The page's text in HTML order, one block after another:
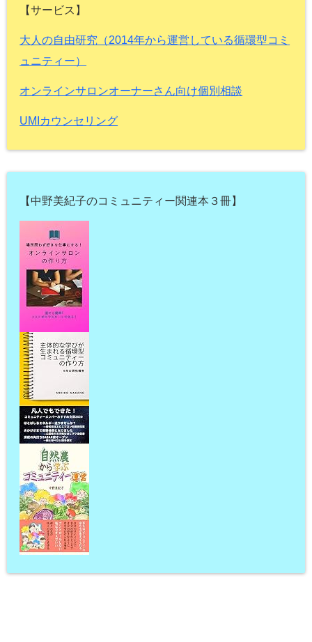
【サービス】
大人の自由研究（2014年から運営している循環型コミ
ュニティー）
オンラインサロンオーナーさん向け個別相談
UMIカウンセリング
【中野美紀子のコミュニティー関連本３冊】